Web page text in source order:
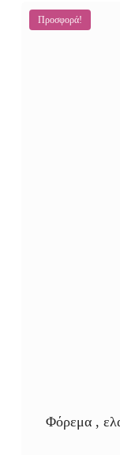
Προσφορά!
Φόρεμα ,